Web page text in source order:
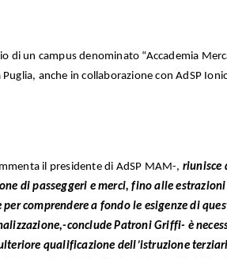
di un campus denominato “Accademia
anche in collaborazione con AdSP
il presidente di AdSP MAM-, riunisce
di passeggeri e merci, fino alle
comprendere a fondo le esigenze di
conclude Patroni Griffi- è
qualificazione dell’istruzione